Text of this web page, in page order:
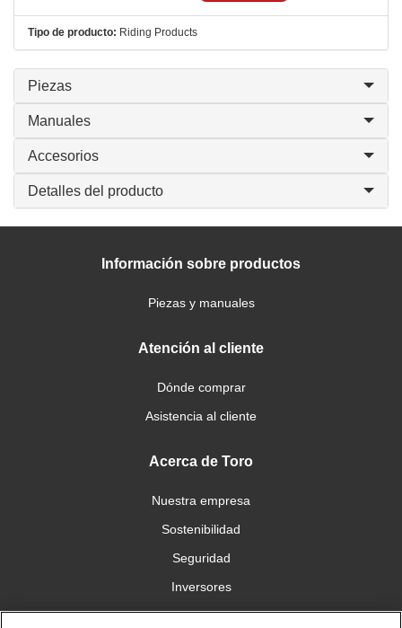
Tipo de producto: Riding Products
Piezas
Manuales
Accesorios
Detalles del producto
Información sobre productos
Piezas y manuales
Atención al cliente
Dónde comprar
Asistencia al cliente
Acerca de Toro
Nuestra empresa
Sostenibilidad
Seguridad
Inversores
Trabajo